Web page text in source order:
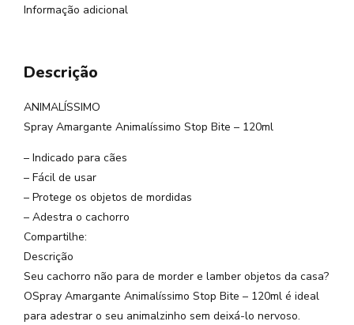
Informação adicional
Descrição
ANIMALÍSSIMO
Spray Amargante Animalíssimo Stop Bite – 120ml
– Indicado para cães
– Fácil de usar
– Protege os objetos de mordidas
– Adestra o cachorro
Compartilhe:
Descrição
Seu cachorro não para de morder e lamber objetos da casa?
OSpray Amargante Animalíssimo Stop Bite – 120ml é ideal
para adestrar o seu animalzinho sem deixá-lo nervoso.